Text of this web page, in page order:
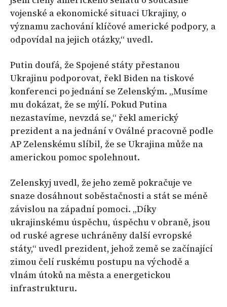
vojenské a ekonomické situaci Ukrajiny, o
významu zachování klíčové americké podpory, a
odpovídal na jejich otázky,“ uvedl.
Putin doufá, že Spojené státy přestanou
Ukrajinu podporovat, řekl Biden na tiskové
konferenci po jednání se Zelenským. „Musíme
mu dokázat, že se mýlí. Pokud Putina
nezastavíme, nevzdá se,“ řekl americký
prezident a na jednání v Oválné pracovně podle
AP Zelenskému slíbil, že se Ukrajina může na
americkou pomoc spolehnout.
Zelenskyj uvedl, že jeho země pokračuje ve
snaze dosáhnout soběstačnosti a stát se méně
závislou na západní pomoci. „Díky
ukrajinskému úspěchu, úspěchu v obraně, jsou
od ruské agrese uchráněny další evropské
státy,“ uvedl prezident, jehož země se začínající
zimou čelí ruskému postupu na východě a
vlnám útoků na města a energetickou
infrastrukturu.